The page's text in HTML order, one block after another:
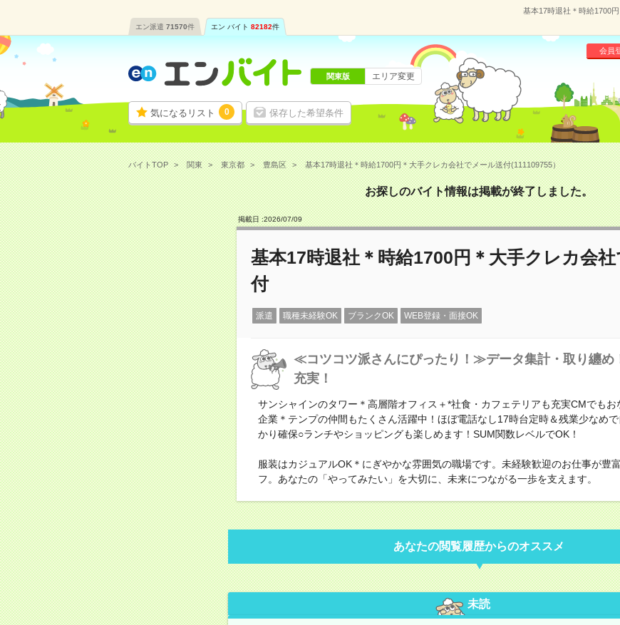
基本17時退社＊時給1700
エン派遣 71570件 エン バイト 82182件
気になるリスト 0 保存した希望条件
会員
関東版 エリア変更
バイトTOP 関東 東京都 豊島区 基本17時退社＊時給1700円＊大手クレカ会社でメール送付(111109755）
お探しのバイト情報は掲載が終了しました。
掲載日 :2026/07/09
基本17時退社＊時給1700円＊大手クレカ会
付
派遣 職種未経験OK ブランクOK WEB登録・面接OK
≪コツコツ派さんにぴったり！≫データ集計・取り纏め
充実！
サンシャインのタワー＊高層階オフィス＋*社食・カフェテリアも充実CMでもお
企業＊テンプの仲間もたくさん活躍中！ほぼ電話なし17時台定時＆残業少なめ
かり確保○ランチやショッピングも楽しめます！SUM関数レベルでOK！
服装はカジュアルOK＊にぎやかな雰囲気の職場です。未経験歓迎のお仕事が豊
フ。あなたの「やってみたい」を大切に、未来につながる一歩を支えます。
あなたの閲覧履歴からのオススメ
未読